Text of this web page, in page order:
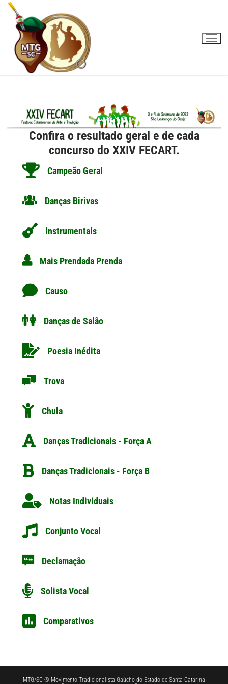
Pular
conteúdo
Confira o resultado geral e de cada
concurso do XXIV FECART.
Campeão Geral
Danças Birivas
Instrumentais
Mais Prendada Prenda
Causo
Danças de Salão
Poesia Inédita
Trova
Chula
Danças Tradicionais - Força A
Danças Tradicionais - Força B
Notas Individuais
Conjunto Vocal
Declamação
Solista Vocal
Comparativos
MTG/SC ® Movimento Tradicionalista Gaúcho do Estado de Santa Catarina